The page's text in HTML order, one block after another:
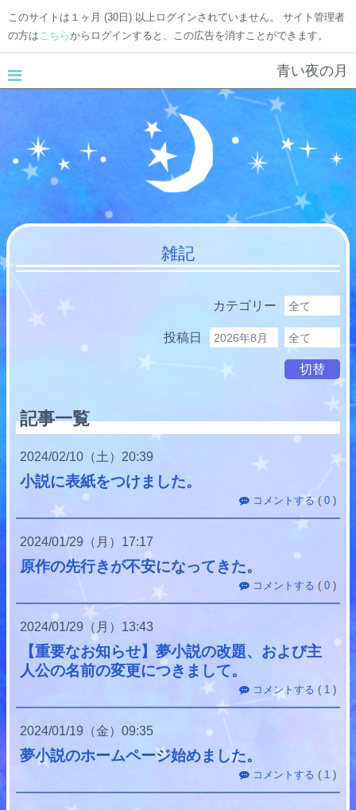
このサイトは１ヶ月 (30日) 以上ログインされていません。 サイト管理者
の方はこちらからログインすると、この広告を消すことができます。
青い夜の月
雑記
カテゴリー
投稿日
切替
記事一覧
2024 02 10 （土） 20:39
小説に表紙をつけました。
コメントする( 0 )
2024 01 29 （月） 17:17
原作の先行きが不安になってきた。
コメントする ( 0 )
2024 01 29 （月） 13:43
【重要なお知らせ】夢小説の改題、および主
人公の名前の変更につきまして。
コメントする ( 1 )
2024 01 19 （金） 09:35
夢小説のホームページ始めました。
コメントする ( 1 )